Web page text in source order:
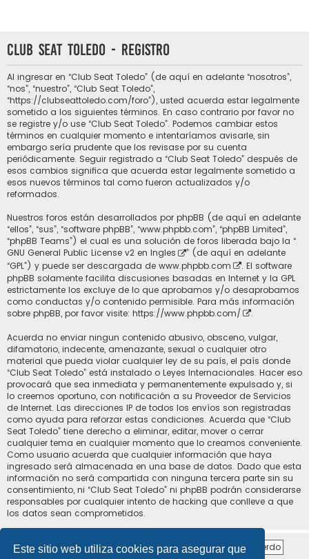
Este sitio web utiliza cookies para asegurar que
Club Seat Toledo - Registro
Al ingresar en “Club Seat Toledo” (de aquí en adelante “nosotros”,
“nos”, “nuestro”, “Club Seat Toledo”,
“https://clubseattoledo.com/foro”), usted acuerda estar legalmente
sometido a los siguientes términos. En caso contrario por favor no
se registre y/o use “Club Seat Toledo”. Podemos cambiar estos
términos en cualquier momento e intentaríamos avisarle, sin
embargo sería prudente que los revisase por su cuenta
periódicamente. Seguir registrado a “Club Seat Toledo” después de
esos cambios significa que acuerda estar legalmente sometido a
esos nuevos términos tal como fueron actualizados y/o
reformados.
Nuestros foros están desarrollados por phpBB (de aquí en adelante
“ellos”, “sus”, “software phpBB”, “www.phpbb.com”, “phpBB Limited”,
“phpBB Teams”) el cual es una solución de foros liberada bajo la “
GNU General Public License v2 en Ingles
” (de aquí en adelante
“GPL”) y puede ser descargada de www.phpbb.com
. El software
phpBB solamente facilita discusiones basadas en Internet y la GPL
estrictamente los excluye de lo que aprobamos y/o desaprobamos
como conductas y/o contenido permisible. Para más información
sobre phpBB, por favor visite: https://www.phpbb.com/ .
Acuerda no enviar ningun contenido abusivo, obsceno, vulgar,
difamatorio, indecente, amenazante, sexual o cualquier otro
material que pueda violar cualquier ley de su país, el país donde
“Club Seat Toledo” está instalado o Leyes Internacionales. Hacer eso
provocará que sea inmediata y permanentemente expulsado y, si
lo creemos oportuno, con notificación a su Proveedor de Servicios
de Internet. Las direcciones IP de todos los envíos son registradas
como ayuda para reforzar estas condiciones. Acuerda que “Club
Seat Toledo” tiene derecho a eliminar, editar, mover o cerrar
cualquier tema en cualquier momento que lo creamos conveniente.
Como usuario acuerda que cualquier información que haya
ingresado será almacenada en una base de datos. Dado que esta
información no será compartida con ninguna tercera parte sin su
consentimiento, ni “Club Seat Toledo” ni phpBB podrán considerarse
responsables por cualquier intento de hacking que conlleve a que
los datos sean comprometidos.